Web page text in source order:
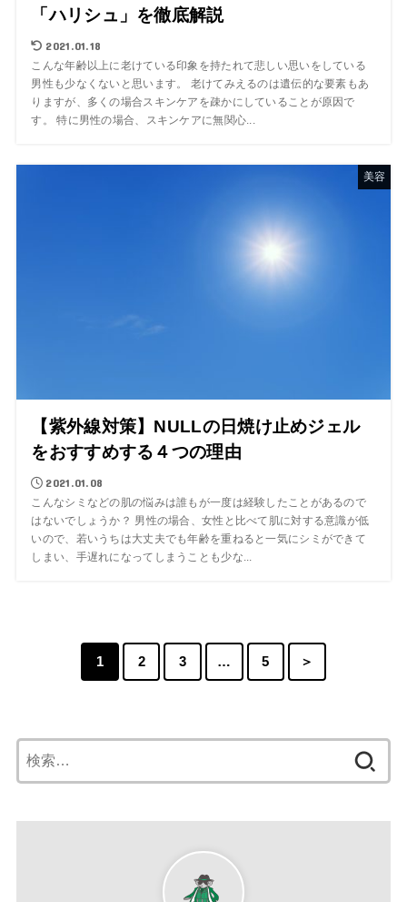
「ハリシュ」を徹底解説
2021.01.18
こんな年齢以上に老けている印象を持たれて悲しい思いをしている
男性も少なくないと思います。 老けてみえるのは遺伝的な要素もあ
りますが、多くの場合スキンケアを疎かにしていることが原因で
す。 特に男性の場合、スキンケアに無関心...
美容
【紫外線対策】NULLの日焼け止めジェル
をおすすめする４つの理由
2021.01.08
こんなシミなどの肌の悩みは誰もが一度は経験したことがあるので
はないでしょうか？ 男性の場合、女性と比べて肌に対する意識が低
いので、若いうちは大丈夫でも年齢を重ねると一気にシミができて
しまい、手遅れになってしまうことも少な...
1 2 3 … 5 ＞
索: